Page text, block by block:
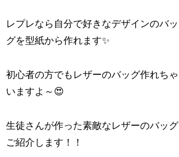
レプレなら自分で好きなデザインのバッ
グを型紙から作れます✨
初心者の方でもレザーのバッグ作れちゃ
いますよ～😍
生徒さんが作った素敵なレザーのバッグ
ご紹介します！！